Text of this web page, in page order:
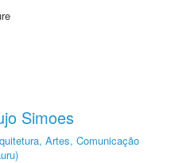
Simoes
Artes, Comunicação